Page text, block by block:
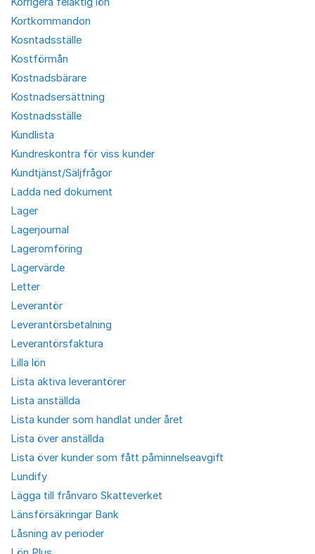
Kortkommandon
Kosntadsställe
Kostförmån
Kostnadsbärare
Kostnadsersättning
Kostnadsställe
Kundlista
Kundreskontra för viss kunder
Kundtjänst/Säljfrågor
Ladda ned dokument
Lager
Lagerjournal
Lageromföring
Lagervärde
Letter
Leverantör
Leverantörsbetalning
Leverantörsfaktura
Lilla lön
Lista aktiva leverantörer
Lista anställda
Lista kunder som handlat under året
Lista över anställda
Lista över kunder som fått påminnelseavgift
Lundify
Lägga till frånvaro Skatteverket
Länsförsäkringar Bank
Låsning av perioder